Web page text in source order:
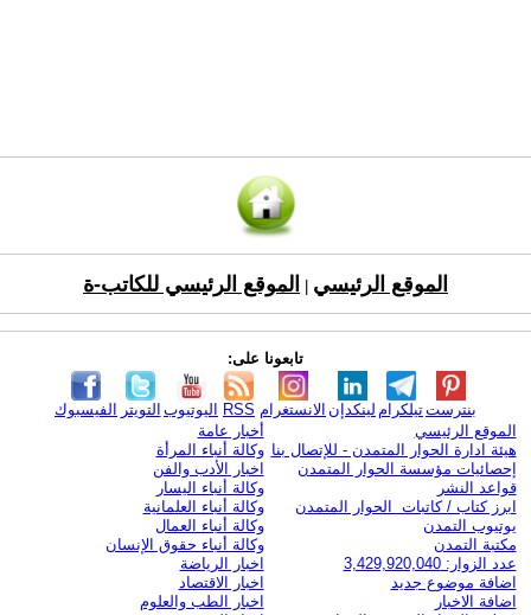
الموقع الرئيسي الموقع الرئيسي للكاتب-ة
تابعونا على:
الفيسبوك التويتر اليوتيوب RSS الانستغرام لينكدإن تيلكرامبنترست
الموقع الرئيسي
هيئة ادارة الحوار المتمدن - للإتصال بنا
إحصائيات مؤسسة الحوار المتمدن
قواعد النشر
ابرز كتاب / كاتبات الحوار المتمدن
يوتيوب التمدن
مكتبة التمدن
عدد الزوار: 3,429,920,040
اضافة موضوع جديد
اضافة الاخبار
أخبار عامة
وكالة أنباء المرأة
اخبار الأدب والفن
وكالة أنباء اليسار
وكالة أنباء العلمانية
وكالة أنباء العمال
وكالة أنباء حقوق الإنسان
اخبار الرياضة
اخبار الاقتصاد
اخبار الطب والعلوم